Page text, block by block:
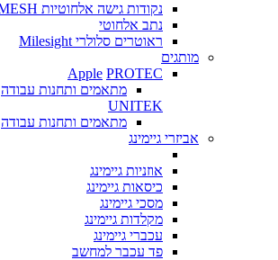
נקודות גישה אלחוטיות MESH
נתב אלחוטי
ראוטרים סלולרי Milesight
מותגים
Apple PROTEC
מתאמים ותחנות עבודה
UNITEK
מתאמים ותחנות עבודה
אביזרי גיימינג
אוזניות גיימינג
כיסאות גיימינג
מסכי גיימינג
מקלדות גיימינג
עכברי גיימינג
פד עכבר למחשב